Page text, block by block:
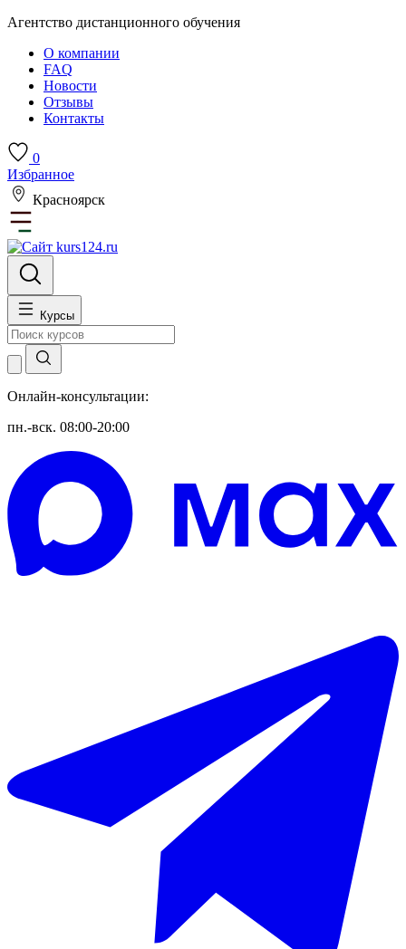
Агентство дистанционного обучения
О компании
FAQ
Новости
Отзывы
Контакты
0
Избранное
Красноярск
Курсы
Онлайн-консультации:
пн.-вск. 08:00-20:00